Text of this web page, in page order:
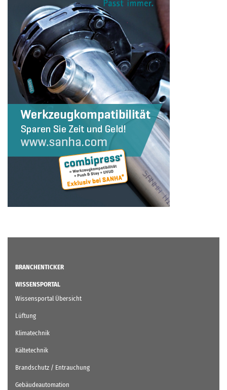
BRANCHENTICKER
WISSENSPORTAL
Wissensportal Übersicht
Lüftung
Klimatechnik
Kältetechnik
Brandschutz / Entrauchung
Gebäudeautomation